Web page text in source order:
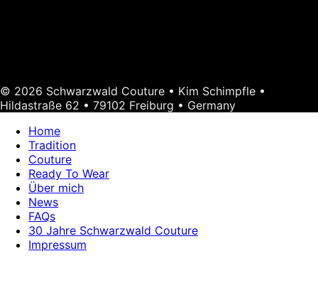
© 2026 Schwarzwald Couture • Kim Schimpfle •
Hildastraße 62 • 79102 Freiburg • Germany
Home
Tradition
Couture
Ready To Wear
Über mich
News
FAQs
30 Jahre Schwarzwald Couture
Impressum